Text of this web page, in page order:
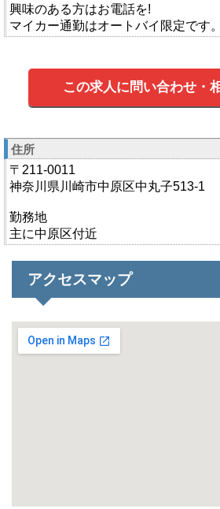
興味のある方はお電話を!
マイカー通勤はオートバイ限定です。
この求人に問い合わせ・
住所
〒211-0011
神奈川県川崎市中原区中丸子513-1
勤務地
主に中原区付近
アクセスマップ